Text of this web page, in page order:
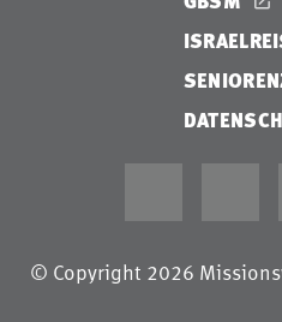
© Copyright 2026